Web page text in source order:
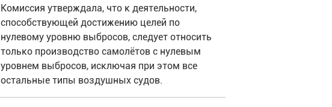
Комиссия утверждала, что к деятельности,
способствующей достижению целей по
нулевому уровню выбросов, следует относить
только производство самолётов с нулевым
уровнем выбросов, исключая при этом все
остальные типы воздушных судов.